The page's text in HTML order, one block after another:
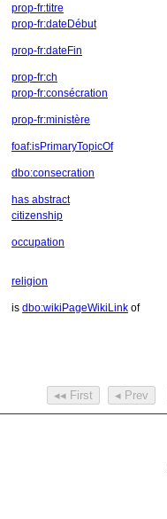
prop-fr:titre
prop-fr:dateDébut
prop-fr:dateFin
prop-fr:ch
prop-fr:consécration
prop-fr:ministère
foaf:isPrimaryTopicOf
dbo:consecration
has abstract
citizenship
occupation
religion
is dbo:wikiPageWikiLink of
◂◂ First ◂ Prev